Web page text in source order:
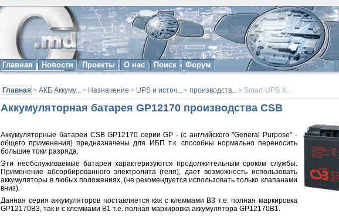
Главная Новости Проекты О нас Поиск Форум
Главная >АКБ Аккуму...> Назначение > UPS и источ...>производств...> Smart-UPS X...
Аккумуляторная батарея GP12170 производства CSB
Аккумуляторные батареи CSB GP12170 серии GP - (с английского "General Purpose" -
общего применения) предназначены для ИБП т.к. способны нормально переносить
большие токи разряда.
Эти необслуживаемые батареи характеризуются продолжительным сроком службы.
Применение абсорбированного электролита (геля), дает возможность использовать
аккумуляторы в любых положениях, (не рекомендуется использовать только клапанами
вниз).
Данная серия аккумуляторов поставляется как с клеммами B3 т.е. полная маркировка
GP12170B3, так и с клеммами B1 т.е. полная маркировка аккумулятора GP12170B1.